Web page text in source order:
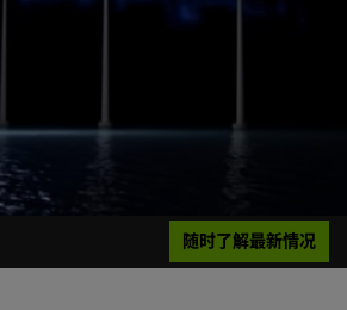
随时了解最新情况